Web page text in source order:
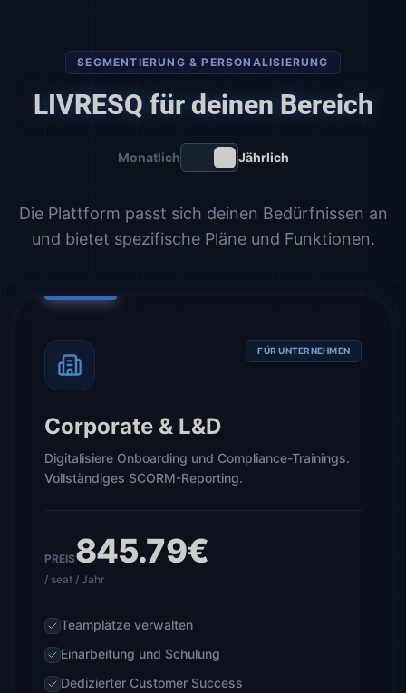
SEGMENTIERUNG & PERSONALISIERUNG
LIVRESQ für deinen Bereich
Monatlich Jährlich
Die Plattform passt sich deinen Bedürfnissen an
und bietet spezifische Pläne und Funktionen.
FÜR UNTERNEHMEN
Corporate & L&D
Digitalisiere Onboarding und Compliance-Trainings.
Vollständiges SCORM-Reporting.
PREIS845.79€
/ seat / Jahr
Teamplätze verwalten
Einarbeitung und Schulung
Dedizierter Customer Success